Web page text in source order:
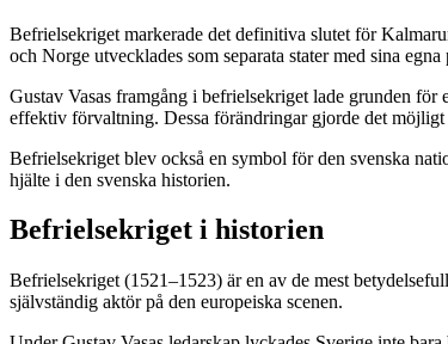
Befrielsekriget markerade det definitiva slutet för
och Norge utvecklades som separata stater med sina
Gustav Vasas framgång i befrielsekriget lade grunden
effektiv förvaltning. Dessa förändringar gjorde det
Befrielsekriget blev också en symbol för den svenska
hjälte i den svenska historien.
Befrielsekriget i historien
Befrielsekriget (1521–1523) är en av de mest
självständig aktör på den europeiska scenen.